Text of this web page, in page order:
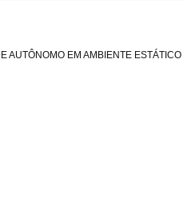
AUTÔNOMO EM AMBIENTE ESTÁTICO